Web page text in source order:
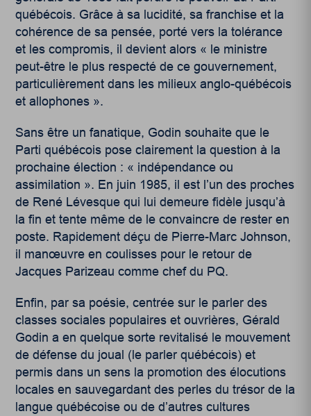
québécois. Grâce à sa lucidité, sa franchise et la
cohérence de sa pensée, porté vers la tolérance
et les compromis, il devient alors « le ministre
peut-être le plus respecté de ce gouvernement,
particulièrement dans les milieux anglo-québécois
et allophones ».
Sans être un fanatique, Godin souhaite que le
Parti québécois pose clairement la question à la
prochaine élection : « indépendance ou
assimilation ». En juin 1985, il est l’un des proches
de René Lévesque qui lui demeure fidèle jusqu’à
la fin et tente même de le convaincre de rester en
poste. Rapidement déçu de Pierre-Marc Johnson,
il manœuvre en coulisses pour le retour de
Jacques Parizeau comme chef du PQ.
Enfin, par sa poésie, centrée sur le parler des
classes sociales populaires et ouvrières, Gérald
Godin a en quelque sorte revitalisé le mouvement
de défense du joual (le parler québécois)et
permis dans un sens la promotion des élocutions
locales en sauvegardant des perles du trésor de la
langue québécoise ou de d’autres cultures